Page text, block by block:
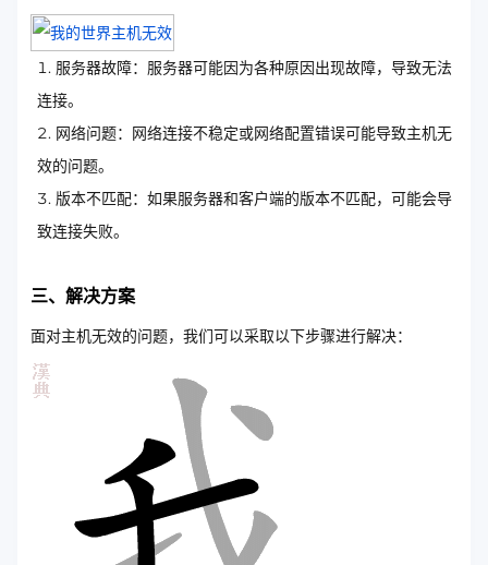
服务器故障：服务器可能因为各种原因出现故障，导致无法
连接。
网络问题：网络连接不稳定或网络配置错误可能导致主机无
效的问题。
版本不匹配：如果服务器和客户端的版本不匹配，可能会导
致连接失败。
三、解决方案
面对主机无效的问题，我们可以采取以下步骤进行解决：